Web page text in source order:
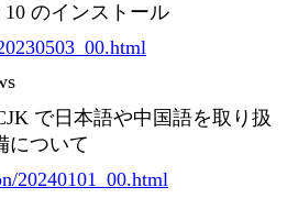
10 のインストール
で日本語や中国語を取り扱
について
20240101_00.html